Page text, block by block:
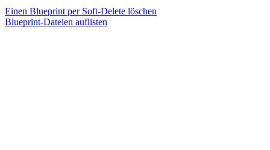
Einen Blueprint per Soft-Delete löschen
Blueprint-Dateien auflisten